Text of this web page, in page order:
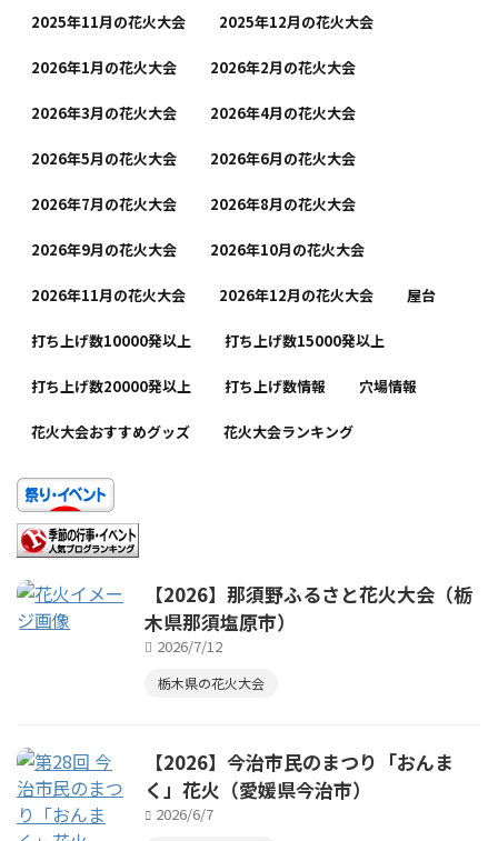
2025年11月の花火大会 2025年12月の花火大会
2026年1月の花火大会 2026年2月の花火大会
2026年3月の花火大会 2026年4月の花火大会
2026年5月の花火大会 2026年6月の花火大会
2026年7月の花火大会 2026年8月の花火大会
2026年9月の花火大会 2026年10月の花火大会
2026年11月の花火大会 2026年12月の花火大会 屋台
打ち上げ数10000発以上 打ち上げ数15000発以上
打ち上げ数20000発以上 打ち上げ数情報 穴場情報
花火大会おすすめグッズ 花火大会ランキング
【2026】那須野ふるさと花火大会（栃
木県那須塩原市）
2026/7/12
栃木県の花火大会
【2026】今治市民のまつり「おんま
く」花火（愛媛県今治市）
2026/6/7